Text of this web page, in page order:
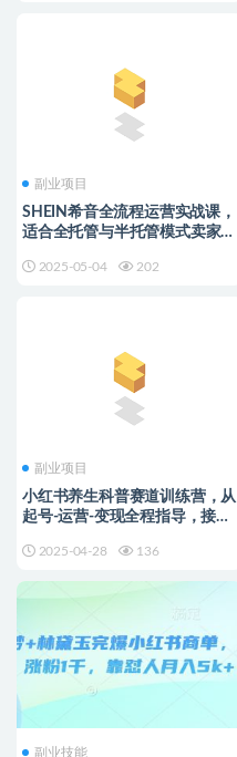
副业项目
SHEIN希音全流程运营实战课，
适合全托管与半托管模式卖家全
2025-05-04 202
副业项目
小红书养生科普赛道训练营，从
起号-运营-变现全程指导，接商
2025-04-28 136
副业技能